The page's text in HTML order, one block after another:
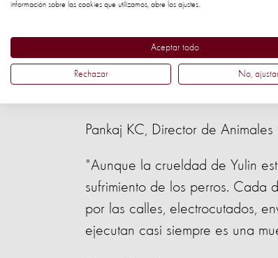
Nuestra propuesta de solución
ciclo completo de gestión de la
causas fundamentales de la
Pankaj KC, Director de
"Aunque la crueldad de Yulin
sufrimiento de los perros. Cada
por las calles, electrocutados,
ejecutan casi siempre es una
información sobre las cookies que utilizamos, abre los ajustes.
Aceptar todo
Rechazar No, ajustar